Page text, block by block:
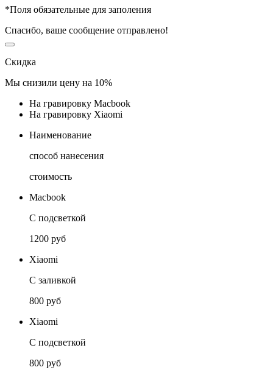
*Поля обязательные для заполения
Спасибо, ваше сообщение отправлено!
Скидка
Мы снизили цену на 10%
На гравировку Macbook
На гравировку Xiaomi
Наименование
способ нанесения
стоимость
Macbook
С подсветкой
1200 руб
Xiaomi
С заливкой
800 руб
Xiaomi
С подсветкой
800 руб